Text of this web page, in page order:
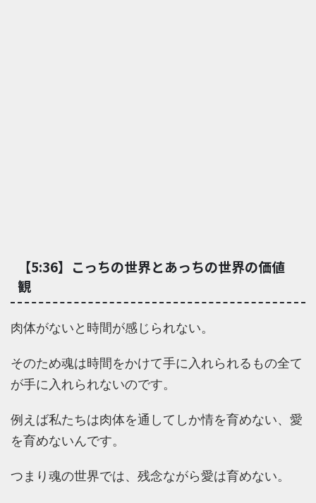
【5:36】こっちの世界とあっちの世界の価値
観
肉体がないと時間が感じられない。
そのため魂は時間をかけて手に入れられるもの全て
が手に入れられないのです。
例えば私たちは肉体を通してしか情を育めない、愛
を育めないんです。
つまり魂の世界では、残念ながら愛は育めない。